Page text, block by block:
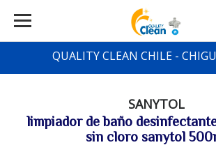
QUALITY CLEAN CHILE -
SANYTOL
limpiador de baño
sin cloro sanytol